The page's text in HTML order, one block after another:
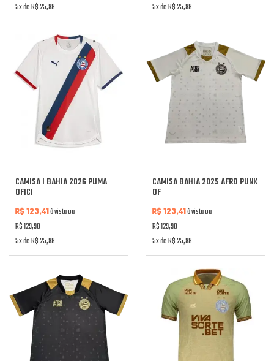
5x de R$ 25,98
5x de R$ 25,98
CAMISA I BAHIA 2026 PUMA
OFICI
R$ 123,41à vista ou
R$ 129,90
5x de R$ 25,98
CAMISA BAHIA 2025 AFRO PUNK
OF
R$ 123,41à vista ou
R$ 129,90
5x de R$ 25,98